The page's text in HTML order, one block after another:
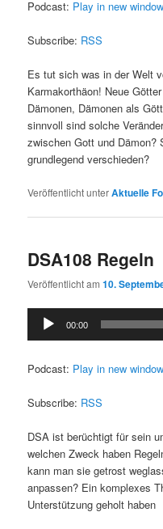
Podcast: Play in new window
Subscribe: RSS
Es tut sich was in der Welt
Karmakorthäon! Neue
Dämonen, Dämonen als
sinnvoll sind solche
zwischen Gott und Dämon?
grundlegend verschieden?
Veröffentlicht unterAktuelle
DSA108 Regeln
Veröffentlicht am10.
Audio-
Player
00:00
Podcast: Play in new window
Subscribe: RSS
DSA ist berüchtigt für sein
welchen Zweck haben
kann man sie getrost
anpassen? Ein komplexes
Unterstützung geholt haben